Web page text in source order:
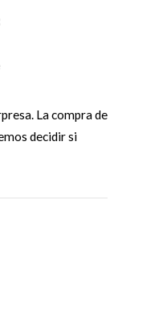
La compra de
decidir si